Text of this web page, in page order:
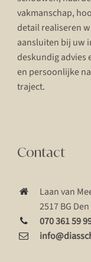
vakmanschap,
detail realiseren
aansluiten bij uw
deskundig advies
en persoonlijke
traject.
Contact
Laan van
2517 BG
070 361 59